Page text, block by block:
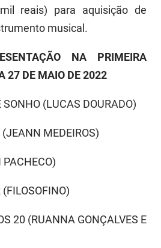
reais) para aquisição de
musical.
NA PRIMEIRA
27 DE MAIO DE 2022
(LUCAS DOURADO)
(JEANN MEDEIROS)
20 (RUANNA GONÇALVES E